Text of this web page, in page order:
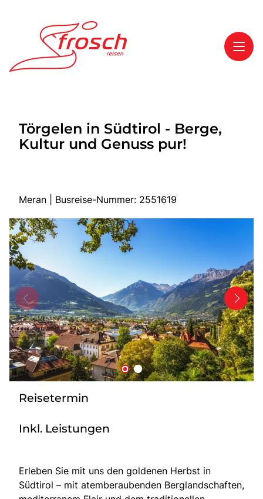
Highlights
Service
Start
Mehrtagesreisen
Tagesreisen
Bus anmieten
Transporte
Kataloge
Service & Kontakt
Törgelen in Südtirol - Berge,
Kultur und Genuss pur!
Meran | Busreise-Nummer: 2551619
Reisetermin
Inkl. Leistungen
Erleben Sie mit uns den goldenen Herbst in
Südtirol – mit atemberaubenden Berglandschaften,